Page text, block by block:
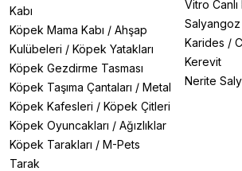
Kabı
Köpek Mama Kabı / Ahşap
Kulübeleri / Köpek Yatakları
Köpek Gezdirme Tasması
Köpek Taşıma Çantaları / Metal
Köpek Kafesleri / Köpek Çitleri
Köpek Oyuncakları / Ağızlıklar
Köpek Tarakları / M-Pets
Tarak
Vitro Canlı
Salyangoz
Karides /
Kerevit
Nerite